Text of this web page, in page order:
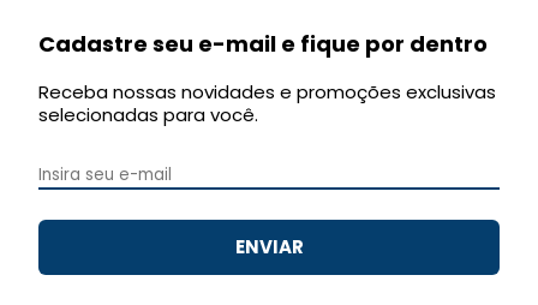
Cadastre seu e-mail e fique por dentro
Receba nossas novidades e promoções exclusivas
selecionadas para você.
ENVIAR